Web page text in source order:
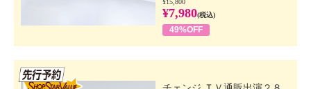
¥7,980(税込)
49%OFF